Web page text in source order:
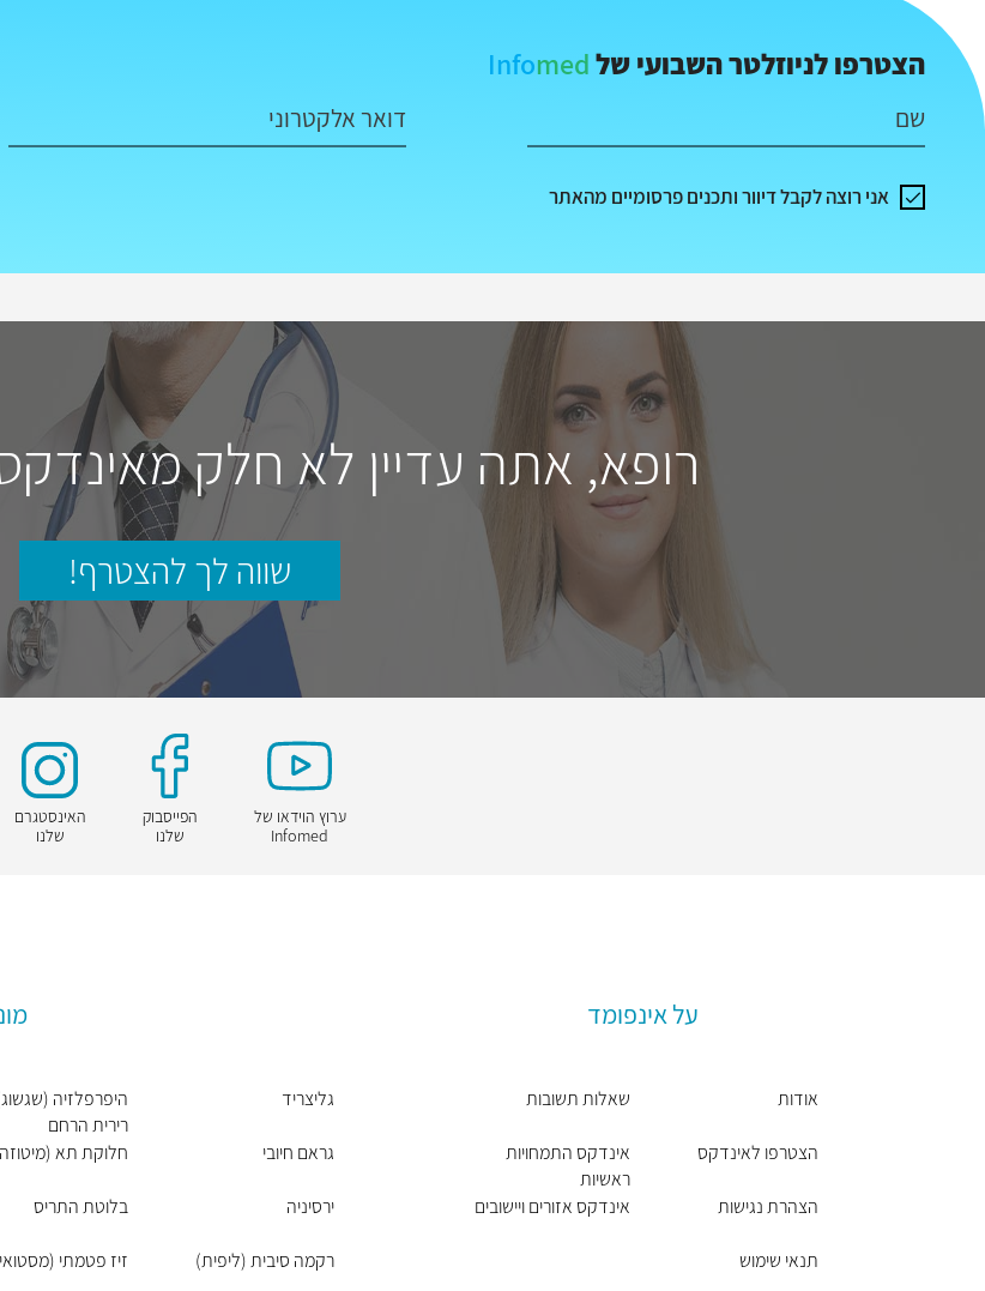
הצטרפו לניוזלטר השבועי של Infomed
שם דואר אלקטרוני
אני רוצה לקבל דיוור ותכנים פרסומיים מהאתר
רופא, אתה עדיין לא חלק
שווה לך להצטרף!
ערוץ הוידאו של
Infomed
הפייסבוק
שלנו
האינסטגרם
שלנו
על אינפומד
אודות
הצטרפו לאינדקס
הצהרת נגישות
תנאי שימוש
שאלות תשובות
אינדקס התמחויות
ראשיות
אינדקס אזורים ויישובים
גליצריד
גראם חיובי
ירסיניה
רקמה סיבית (ליפית)
היפרפלזיה
רירית הרחם
חלוקת תא
בלוטת התריס
זיז פטמתי